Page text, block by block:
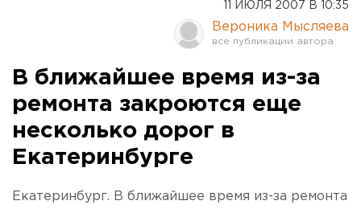
Оренбург
11 ИЮЛЯ 2007 В 10:35
Вероника Мысляева
В ближайшее время из-за
ремонта закроются еще
несколько дорог в
Екатеринбурге
Екатеринбург. В ближайшее время из-за ремонта